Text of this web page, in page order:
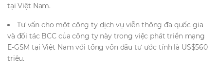
tại Việt Nam.
Tư vấn cho một công ty dịch vụ viễn thông đa quốc gia
và đối tác BCC của công ty này trong việc phát triển mạng
E-GSM tại Việt Nam với tổng vốn đầu tư ước tính là US$560
triệu.